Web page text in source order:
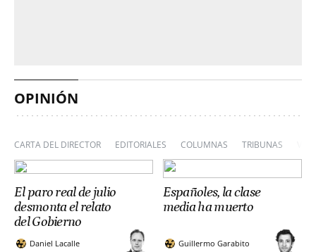
OPINIÓN
CARTA DEL DIRECTOR EDITORIALES COLUMNAS TRIBUNAS
El paro real de julio
desmonta el relato
del Gobierno
Daniel Lacalle
Españoles, la clase
media ha muerto
Guillermo Garabito